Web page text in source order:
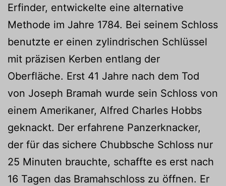
Erfinder, entwickelte eine alternative
Methode im Jahre 1784. Bei seinem Schloss
benutzte er einen zylindrischen Schlüssel
mit präzisen Kerben entlang der
Oberfläche. Erst 41 Jahre nach dem Tod
von Joseph Bramah wurde sein Schloss von
einem Amerikaner, Alfred Charles Hobbs
geknackt. Der erfahrene Panzerknacker,
der für das sichere Chubbsche Schloss nur
25 Minuten brauchte, schaffte es erst nach
16 Tagen das Bramahschloss zu öffnen. Er